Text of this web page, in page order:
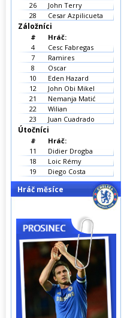
26
John Terry
28
Cesar Azpilicueta
Záložníci
#
Hráč:
4
Cesc Fabregas
7
Ramires
8
Oscar
10
Eden Hazard
12
John Obi Mikel
21
Nemanja Matić
22
Wilian
23
Juan Cuadrado
Útočníci
#
Hráč:
11
Didier Drogba
18
Loic Rémy
19
Diego Costa
Hráč měsíce